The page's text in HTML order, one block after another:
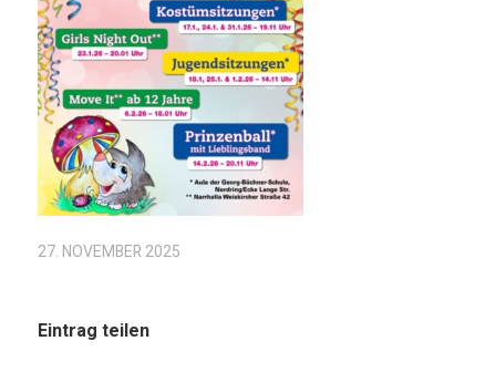
27. NOVEMBER 2025
Eintrag teilen